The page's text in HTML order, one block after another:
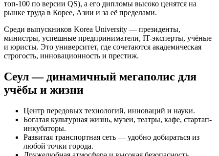
топ-100 по версии QS), а его дипломы высоко ценятся на
рынке труда в Корее, Азии и за её пределами.
Среди выпускников Korea University — президенты,
министры, успешные предприниматели, IT-эксперты, учёные
и юристы. Это университет, где сочетаются академическая
строгость, инновационность и престиж.
Сеул — динамичный мегаполис для
учёбы и жизни
Центр передовых технологий, инноваций и науки.
Богатая культурная жизнь, музеи, театры, кафе, стартап-
инкубаторы.
Развитая транспортная сеть — удобно добираться из
любой точки города.